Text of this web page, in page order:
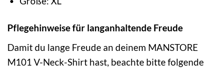
Pflegehinweise für langanhaltende Freude
Damit du lange Freude an deinem MANSTORE
M101 V-Neck-Shirt hast, beachte bitte folgende